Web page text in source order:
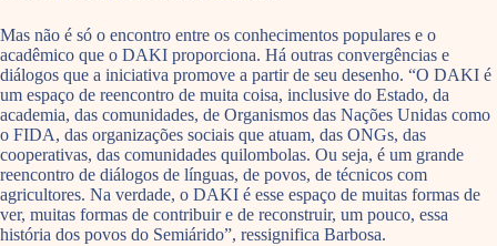
Mas não é só o encontro entre os conhecimentos populares e o
acadêmico que o DAKI proporciona. Há outras convergências e
diálogos que a iniciativa promove a partir de seu desenho. “O DAKI é
um espaço de reencontro de muita coisa, inclusive do Estado, da
academia, das comunidades, de Organismos das Nações Unidas como
o FIDA, das organizações sociais que atuam, das ONGs, das
cooperativas, das comunidades quilombolas. Ou seja, é um grande
reencontro de diálogos de línguas, de povos, de técnicos com
agricultores. Na verdade, o DAKI é esse espaço de muitas formas de
ver, muitas formas de contribuir e de reconstruir, um pouco, essa
história dos povos do Semiárido”, ressignifica Barbosa.